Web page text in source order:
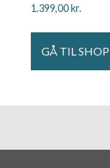
1.399,00kr.
GÅ TIL SHOP